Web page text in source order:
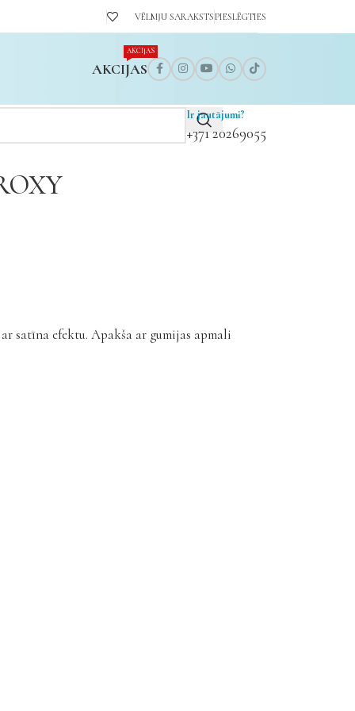
VĒLMJU SARAKSTSPIESLĒGTIES
AKCIJAS
AKCIJAS
Ir jautājumi?
+371 20269055
satīna efektu. Apakša ar gumijas apmali